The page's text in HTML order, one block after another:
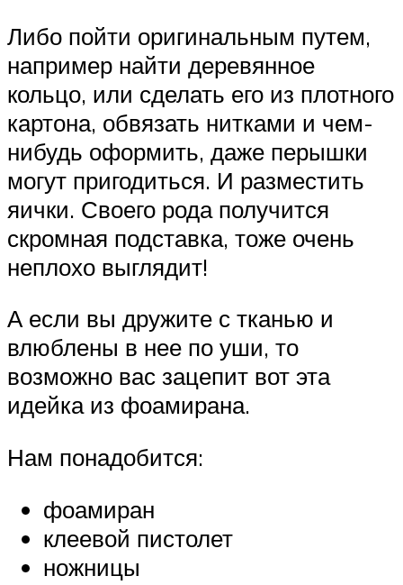
Либо пойти оригинальным путем,
например найти деревянное
кольцо, или сделать его из плотного
картона, обвязать нитками и чем-
нибудь оформить, даже перышки
могут пригодиться. И разместить
яички. Своего рода получится
скромная подставка, тоже очень
неплохо выглядит!
А если вы дружите с тканью и
влюблены в нее по уши, то
возможно вас зацепит вот эта
идейка из фоамирана.
Нам понадобится:
фоамиран
клеевой пистолет
ножницы